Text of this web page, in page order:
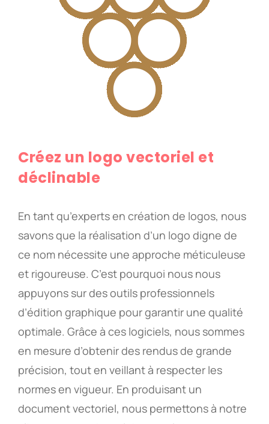
Créez un logo vectoriel et
déclinable
En tant qu’experts en création de logos, nous
savons que la réalisation d’un logo digne de
ce nom nécessite une approche méticuleuse
et rigoureuse. C’est pourquoi nous nous
appuyons sur des outils professionnels
d’édition graphique pour garantir une qualité
optimale. Grâce à ces logiciels, nous sommes
en mesure d’obtenir des rendus de grande
précision, tout en veillant à respecter les
normes en vigueur. En produisant un
document vectoriel, nous permettons à notre